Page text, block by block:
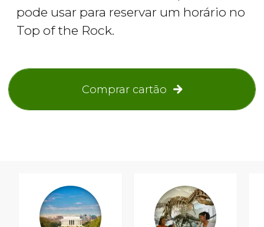
pode usar para reservar um horário no
Top of the Rock.
Comprar cartão